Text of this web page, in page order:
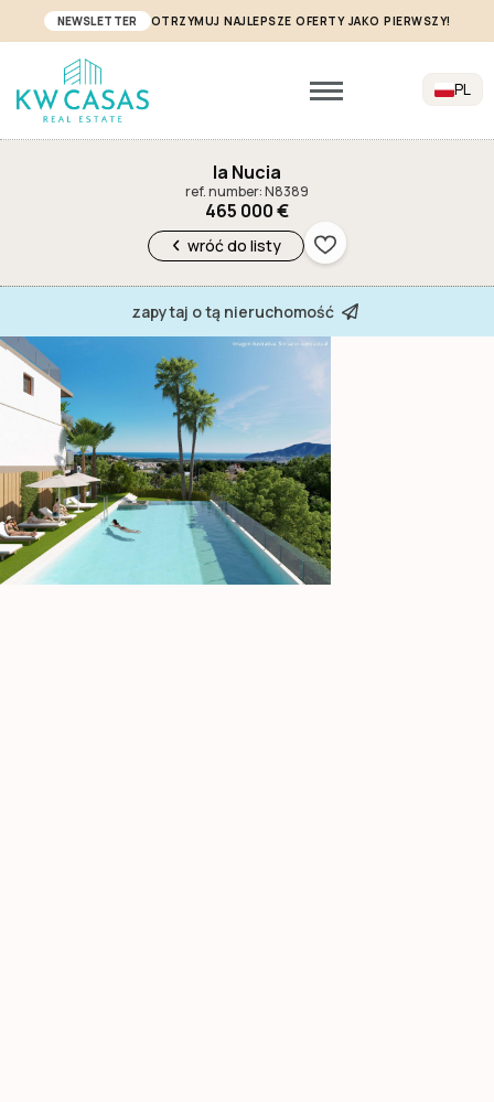
NEWSLETTER OTRZYMUJ NAJLEPSZE OFERTY JAKO PIERWSZY!
PL
la Nucia
ref. number: N8389
465 000 €
wróć do listy
zapytaj o tą nieruchomość